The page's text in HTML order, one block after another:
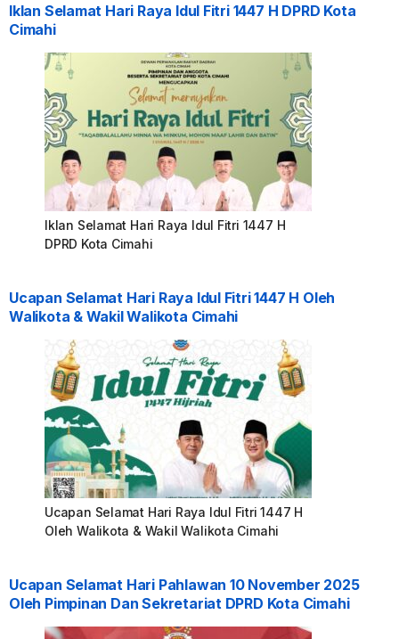
Iklan Selamat Hari Raya Idul Fitri 1447 H DPRD Kota
Cimahi
Iklan Selamat Hari Raya Idul Fitri 1447 H
DPRD Kota Cimahi
Ucapan Selamat Hari Raya Idul Fitri 1447 H Oleh
Walikota & Wakil Walikota Cimahi
Ucapan Selamat Hari Raya Idul Fitri 1447 H
Oleh Walikota & Wakil Walikota Cimahi
Ucapan Selamat Hari Pahlawan 10 November 2025
Oleh Pimpinan Dan Sekretariat DPRD Kota Cimahi